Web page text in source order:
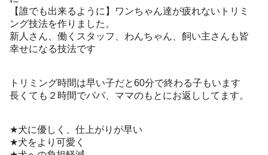
【誰でも出来るように】ワンちゃん達が疲れないトリミ
ング技法を作りました。
新人さん、働くスタッフ、わんちゃん、飼い主さんも皆
幸せになる技法です
トリミング時間は早い子だと60分で終わる子もいます
長くても２時間でパパ、ママのもとにお返ししてます。
★犬に優しく、仕上がりが早い
★犬をより可愛く